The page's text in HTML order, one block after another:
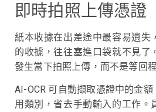
即時拍照上傳憑證
紙本收據在出差途中最容易遺失
的收據，往往塞進口袋就不見了
發生當下拍照上傳，而不是等回
AI-OCR 可自動擷取憑證中的金
用類別，省去手動輸入的工作。